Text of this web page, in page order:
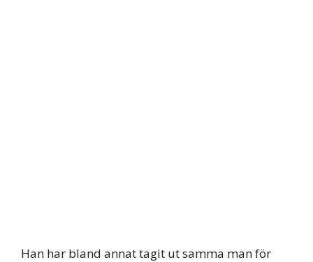
Han har bland annat tagit ut samma man för